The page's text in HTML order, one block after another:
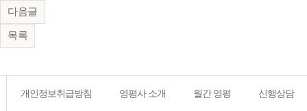
다음글
목록
개인정보취급방침 영평사 소개 월간 영평 신행상담